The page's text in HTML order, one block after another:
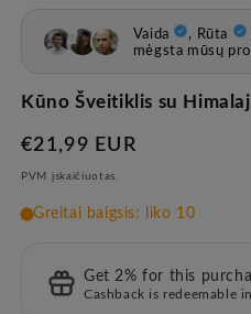
modale
Kūno Šveitiklis su
Įprasta
kaina
€21,99 EUR
PVM įskaičiuotas.
Get 2% for this
Cashback is redeemable